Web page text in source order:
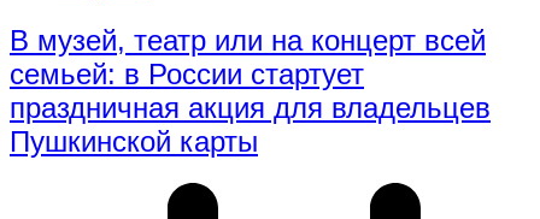
В музей, театр или на концерт всей
семьей: в России стартует
праздничная акция для владельцев
Пушкинской карты